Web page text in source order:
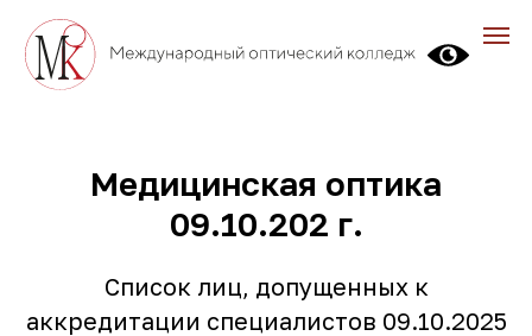
Медицинская оптика
09.10.202 г.
Список лиц, допущенных к
аккредитации специалистов 09.10.2025